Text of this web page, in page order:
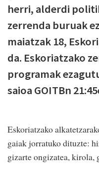
herri, alderdi
zerrenda buruak
maiatzak 18,
da. Eskoriatzako
programak
saioa GOITBn
Eskoriatzako
gaiak jorratuko dituzte:
gizarte ongizatea,